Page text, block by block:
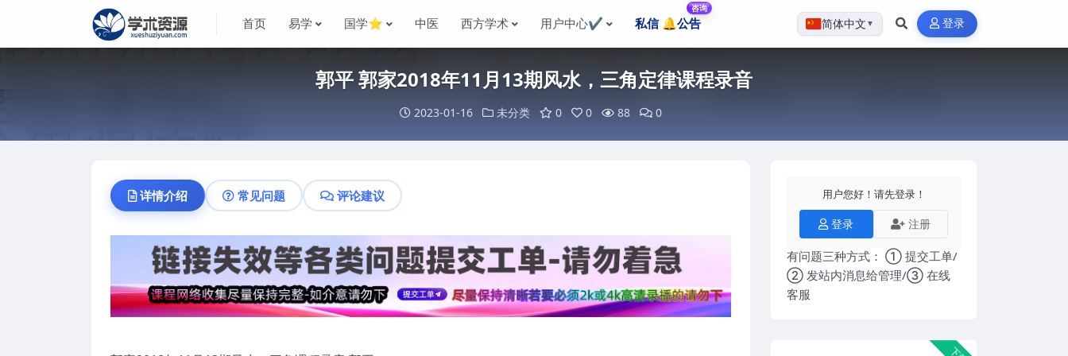
首页 易学 国学⭐ 中医 西方学术 用户中心✔️ 私信 🔔公告
咨询
简体中文 ▼ 登录
郭平 郭家2018年11月13期风水，三角定律课程录音
2023-01-16 未分类 0 0 88 0
详情介绍 常见问题 评论建议 用户您好！请先登录！
登录 注册
有问题三种方式： ① 提交工单/
② 发站内消息给管理/③ 在线
客服